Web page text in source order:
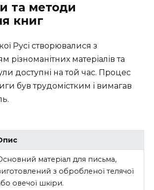
та методи
книг
Русі створювалися з
різноманітних матеріалів та
доступні на той час. Процес
був трудомістким і вимагав
матеріал для письма,
з обробленої телячої
овечої шкіри.